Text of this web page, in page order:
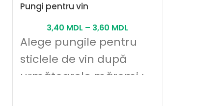
Pungi pentru vin
3,40 MDL – 3,60 MDL
Alege pungile pentru
sticlele de vin după
următoarele măromi :